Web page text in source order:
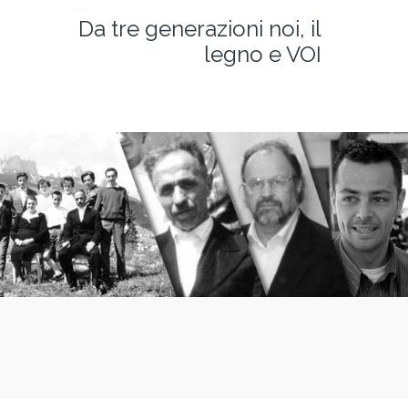
Da tre generazioni noi, il
legno e VOI